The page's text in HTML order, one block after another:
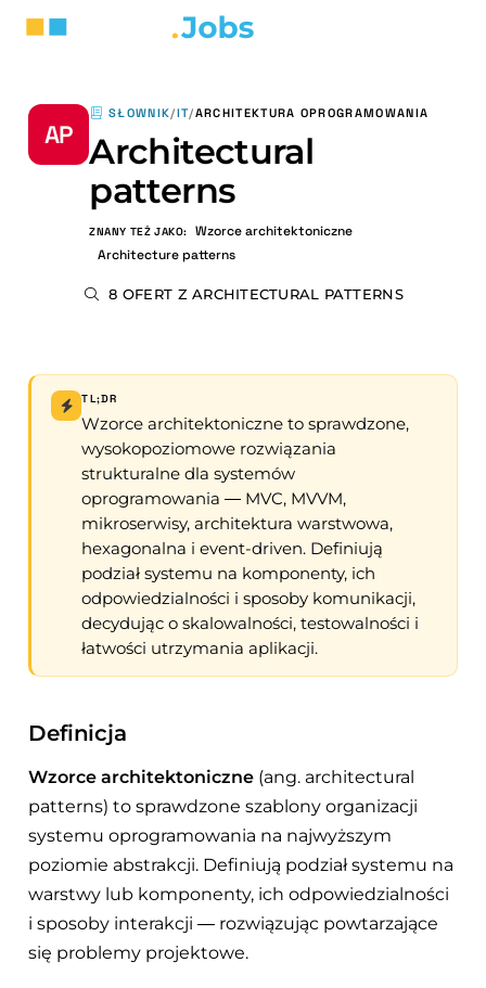
AP
SŁOWNIK/IT/ARCHITEKTURA OPROGRAMOWANIA
Architectural
patterns
ZNANY TEŻ JAKO:
Wzorce architektoniczne
Architecture patterns
8 OFERT Z ARCHITECTURAL PATTERNS
TL;DR
Wzorce architektoniczne to sprawdzone,
wysokopoziomowe rozwiązania
strukturalne dla systemów
oprogramowania — MVC, MVVM,
mikroserwisy, architektura warstwowa,
hexagonalna i event-driven. Definiują
podział systemu na komponenty, ich
odpowiedzialności i sposoby komunikacji,
decydując o skalowalności, testowalności i
łatwości utrzymania aplikacji.
Definicja
Wzorce architektoniczne (ang. architectural
patterns) to sprawdzone szablony organizacji
systemu oprogramowania na najwyższym
poziomie abstrakcji. Definiują podział systemu na
warstwy lub komponenty, ich odpowiedzialności
i sposoby interakcji — rozwiązując powtarzające
się problemy projektowe.